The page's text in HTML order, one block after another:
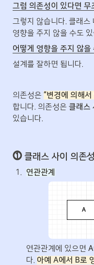
그럼 의존성이 있다면 무
그렇지 않습니다. 클래스
영향을 주지 않을 수도
어떻게 영향을 주지 않을
설계를 잘하면 됩니다.
의존성은 “변경에 의해
합니다. 의존성은 클래스
있습니다.
⓵ 클래스 사이 의존성
1 . 연관관계
연관관계에 있으면
다. 아예 A에서 B로